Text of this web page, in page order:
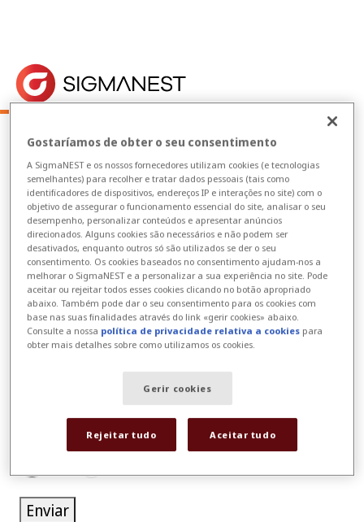
Home> Preferências de contato
Preferências de contato
Endereço de e-mail*(*necessário)
País*
Aceitar receber comunicações
Enviar
Gostaríamos de obter o seu consentimento
A SigmaNEST e os nossos fornecedores utilizam cookies (e tecnologias
semelhantes) para recolher e tratar dados pessoais (tais como
identificadores de dispositivos, endereços IP e interações no site) com o
objetivo de assegurar o funcionamento essencial do site, analisar o seu
desempenho, personalizar conteúdos e apresentar anúncios
direcionados. Alguns cookies são necessários e não podem ser
desativados, enquanto outros só são utilizados se der o seu
consentimento. Os cookies baseados no consentimento ajudam-nos a
melhorar o SigmaNEST e a personalizar a sua experiência no site. Pode
aceitar ou rejeitar todos esses cookies clicando no botão apropriado
abaixo. Também pode dar o seu consentimento para os cookies com
base nas suas finalidades através do link «gerir cookies» abaixo.
Consulte a nossa política de privacidade relativa a cookies para
obter mais detalhes sobre como utilizamos os cookies.
Gerir cookies
Rejeitar tudo Aceitar tudo